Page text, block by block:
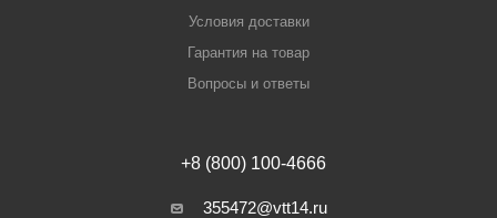
Условия доставки
Гарантия на товар
Вопросы и ответы
+8 (800) 100-4666
355472@vtt14.ru